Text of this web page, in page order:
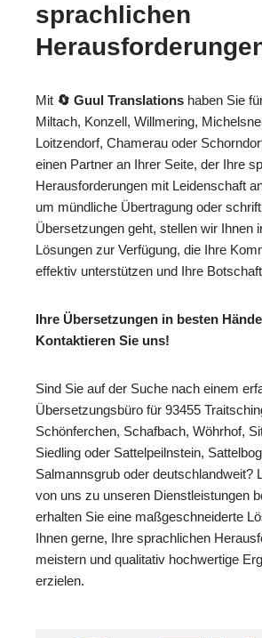
sprachlichen
Mit 🔄 Guul Translations haben Sie
Miltach, Konzell, Willmering,
Loitzendorf, Chamerau oder
einen Partner an Ihrer Seite, der Ihre
Herausforderungen mit Leidenschaft
um mündliche Übertragung oder
Übersetzungen geht, stellen wir Ihnen
Lösungen zur Verfügung, die Ihre
effektiv unterstützen und Ihre
Ihre Übersetzungen in besten
Kontaktieren Sie uns!
Sind Sie auf der Suche nach einem
Übersetzungsbüro für 93455
Schönferchen, Schafbach, Wöhrhof,
Siedling oder Sattelpeilnstein,
Salmannsgrub oder deutschlandweit?
von uns zu unseren Dienstleistungen
erhalten Sie eine maßgeschneiderte
Ihnen gerne, Ihre sprachlichen
meistern und qualitativ hochwertige
erzielen.